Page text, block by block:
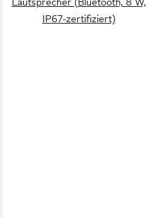
IP67-zertifiziert)